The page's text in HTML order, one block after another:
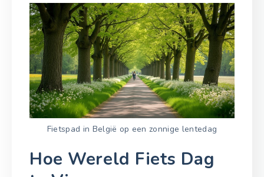
Fietspad in België op een zonnige lentedag
Hoe Wereld Fiets Dag